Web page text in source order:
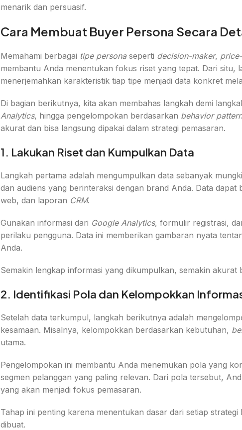
menarik dan persuasif.
Cara Membuat Buyer Persona Secara
Memahami berbagai tipe personaseperti decision-maker,
membantu Anda menentukan fokus riset yang tepat. Dari situ,
menerjemahkan karakteristik tiap tipe menjadi data konkret
Di bagian berikutnya, kita akan membahas langkah demi
Analytics, hingga pengelompokan berdasarkan behavior pattern
akurat dan bisa langsung dipakai dalam strategi pemasaran.
1. Lakukan Riset dan Kumpulkan Data
Langkah pertama adalah mengumpulkan data sebanyak
dan audiens yang berinteraksi dengan brand Anda. Data
web, dan laporan CRM.
Gunakan informasi dari Google Analytics, formulir registrasi,
perilaku pengguna. Data ini memberikan gambaran nyata
Anda.
Semakin lengkap informasi yang dikumpulkan, semakin akurat
2. Identifikasi Pola dan Kelompokkan
Setelah data terkumpul, langkah berikutnya adalah
kesamaan. Misalnya, kelompokkan berdasarkan kebutuhan,
utama.
Pengelompokan ini membantu Anda menemukan pola yang
segmen pelanggan yang paling relevan. Dari pola tersebut,
yang akan menjadi fokus pemasaran.
Tahap ini penting karena menentukan dasar dari setiap
dibuat.